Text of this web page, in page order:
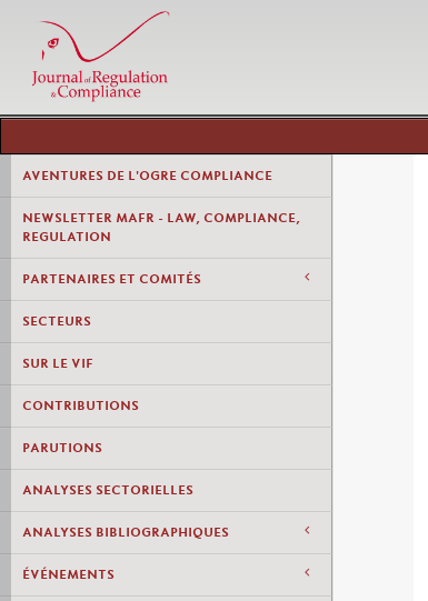
AVENTURES DE L'OGRE COMPLIANCE
NEWSLETTER MAFR - LAW, COMPLIANCE,
REGULATION
PARTENAIRES ET COMITÉS
SECTEURS
SUR LE VIF
CONTRIBUTIONS
PARUTIONS
ANALYSES SECTORIELLES
ANALYSES BIBLIOGRAPHIQUES
ÉVÉNEMENTS